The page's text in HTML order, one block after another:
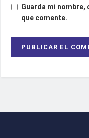
Guarda mi nombre,
que comente.